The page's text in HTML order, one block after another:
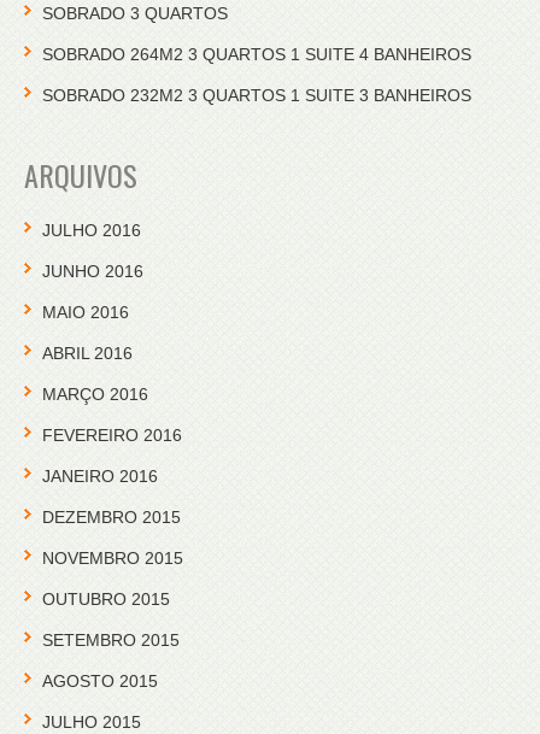
SOBRADO 3 QUARTOS
SOBRADO 264M2 3 QUARTOS 1 SUITE 4 BANHEIROS
SOBRADO 232M2 3 QUARTOS 1 SUITE 3 BANHEIROS
ARQUIVOS
JULHO 2016
JUNHO 2016
MAIO 2016
ABRIL 2016
MARÇO 2016
FEVEREIRO 2016
JANEIRO 2016
DEZEMBRO 2015
NOVEMBRO 2015
OUTUBRO 2015
SETEMBRO 2015
AGOSTO 2015
JULHO 2015